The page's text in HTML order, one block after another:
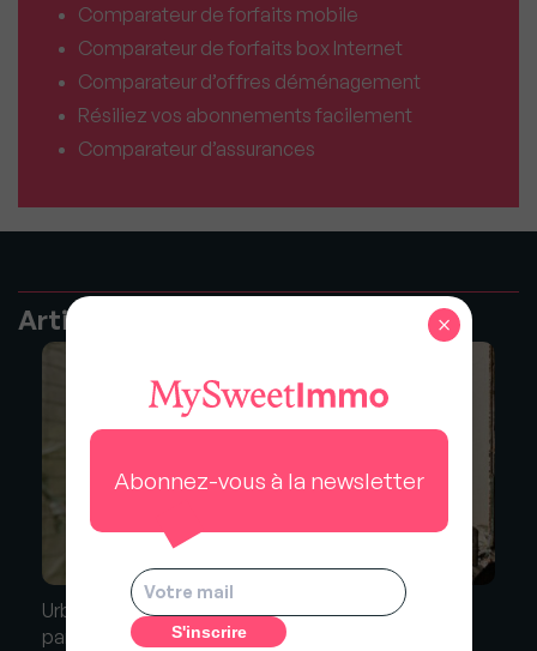
Comparateur de forfaits mobile
Comparateur de forfaits box Internet
Comparateur d’offres déménagement
Résiliez vos abonnements facilement
Comparateur d’assurances
Articles recommandés
Urbanisme : Le recours contre un arrêté de péril,
parfois inutile
Abonnez-vous à la newsletter
×